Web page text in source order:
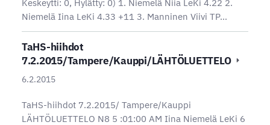
Keskeytti: 0, Hylätty: 0) 1. Niemelä Niia LeKi 4.22 2.
Niemelä Iina LeKi 4.33 +11 3. Manninen Viivi TP…
TaHS-hiihdot
7.2.2015/Tampere/Kauppi/LÄHTÖLUETTELO
6.2.2015
TaHS-hiihdot 7.2.2015/ Tampere/Kauppi
LÄHTÖLUETTELO N8 5 :01:00 AM Iina Niemelä LeKi 6